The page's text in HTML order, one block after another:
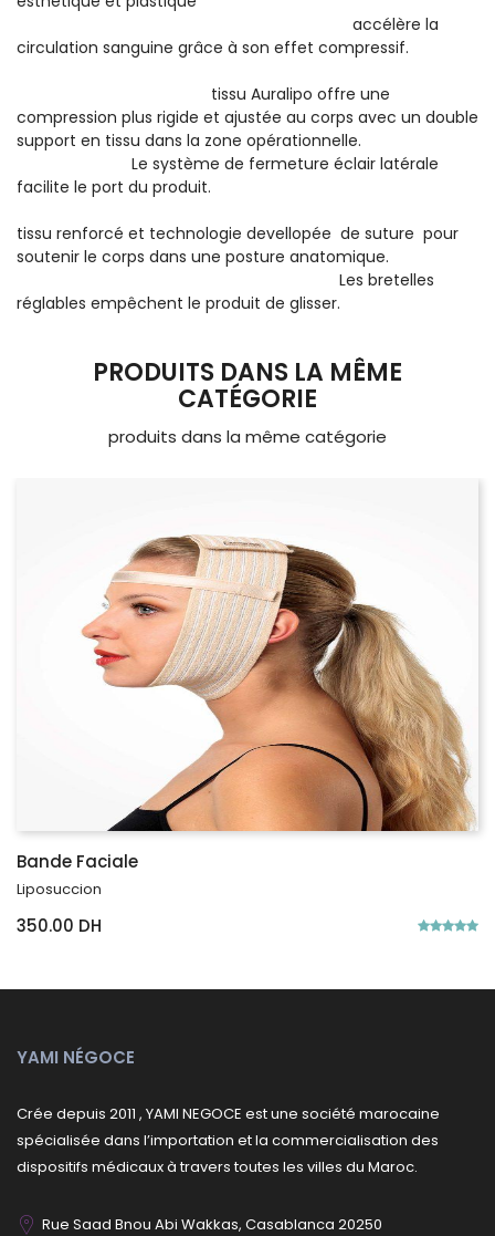
accélère la
circulation sanguine grâce à son effet compressif.
tissu Auralipo offre une
compression plus rigide et ajustée au corps avec un double
support en tissu dans la zone opérationnelle.
Le système de fermeture éclair latérale
facilite le port du produit.
tissu renforcé et technologie devellopée de suture pour
soutenir le corps dans une posture anatomique.
Les bretelles
réglables empêchent le produit de glisser.
PRODUITS DANS LA MÊME
CATÉGORIE
produits dans la même catégorie
Bande Faciale
Liposuccion
350.00 DH
YAMI NÉGOCE
Crée depuis 2011 , YAMI NEGOCE est une société marocaine
spécialisée dans l’importation et la commercialisation des
dispositifs médicaux à travers toutes les villes du Maroc.
Rue Saad Bnou Abi Wakkas, Casablanca 20250